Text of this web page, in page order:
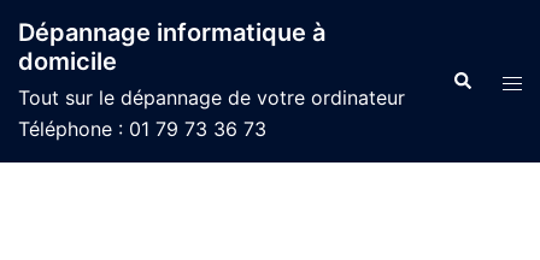
au
contenu
Dépannage informatique à
domicile
Tout sur le dépannage de votre ordinateur
Téléphone : 01 79 73 36 73